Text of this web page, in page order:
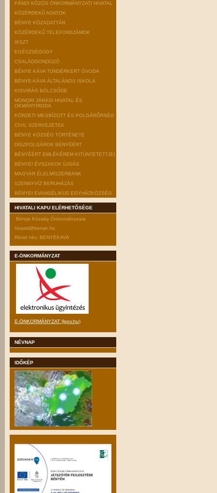
PÁNDI KÖZÖS ÖNKORMÁNYZATI HIVATAL
KÖZÉRDEKŰ ADATOK
BÉNYE KÖZADATTÁR
KÖZÉRDEKŰ TELEFONSZÁMOK
IKSZT
EGÉSZSÉGÜGY
CSALÁDGONDOZÓ
BÉNYE KÁVA TÜNDÉRKERT ÓVODA
BÉNYE-KÁVA ÁLTALÁNOS ISKOLA
KISVIRÁG BÖLCSŐDE
MONORI JÁRÁSI HIVATAL ÉS
OKMÁNYIRODA
KÖRZETI MEGBÍZOTT ÉS POLGÁRŐRSÉG
CIVIL SZERVEZETEK
BÉNYE KÖZSÉG TÖRTÉNETE
DÍSZPOLGÁROK BÉNYÉÉRT
BÉNYÉÉRT EMLÉKÉREM KITÜNTETETTJEI
BÉNYEI ÉVSZAKOK ÚJSÁG
MAGYAR ÉLELMISZERBANK
SZENNYVÍZ BERUHÁZÁS
BÉNYEI EVANGÉLIKUS EGYHÁZKÖZSÉG
HIVATALI KAPU ELÉRHETŐSÉGE
Bénye Község Önkormányzata
hivatal@benye.hu
Rövid név: BENYEKAVA
E-ÖNKORMÁNYZAT
E-ÖNKORMÁNYZAT (lgov.hu)
NÉVNAP
IDŐKÉP